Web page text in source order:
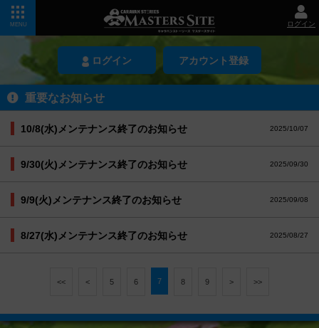
MENU ログイン
ログイン アカウント登録
重要なお知らせ
10/8(水)メンテナンス終了のお知らせ 2025/10/07
9/30(火)メンテナンス終了のお知らせ 2025/09/30
9/9(火)メンテナンス終了のお知らせ 2025/09/08
8/27(水)メンテナンス終了のお知らせ 2025/08/27
<< < 5 6 7 8 9 > >>